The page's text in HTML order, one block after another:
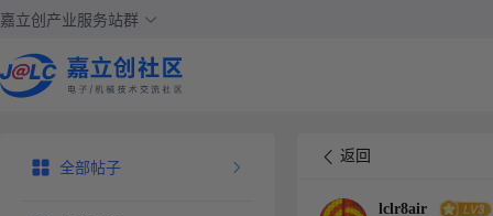
嘉立创产业服务站群
全部帖子
返回
lclr8air